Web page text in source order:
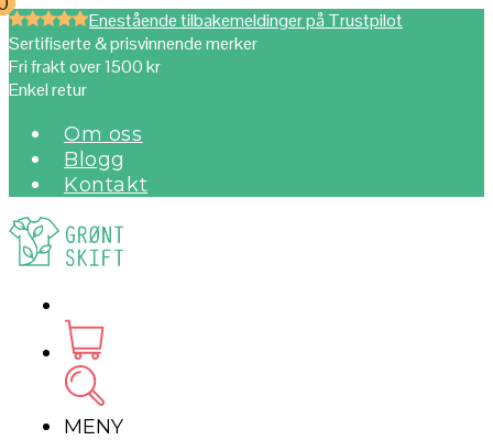
Enestående tilbakemeldinger på Trustpilot
Sertifiserte & prisvinnende merker
Fri frakt over 1500 kr
Enkel retur
Om oss
Blogg
Kontakt
MENY